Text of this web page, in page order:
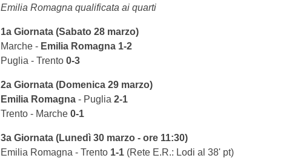
Emilia Romagna qualificata ai quarti
1a Giornata (Sabato 28 marzo)
Marche - Emilia Romagna 1-2
Puglia - Trento0-3
2a Giornata (Domenica 29 marzo)
Emilia Romagna - Puglia2-1
Trento - Marche0-1
3a Giornata (Lunedì 30 marzo - ore 11:30)
Emilia Romagna - Trento 1-1 (Rete E.R.: Lodi al 38' pt)